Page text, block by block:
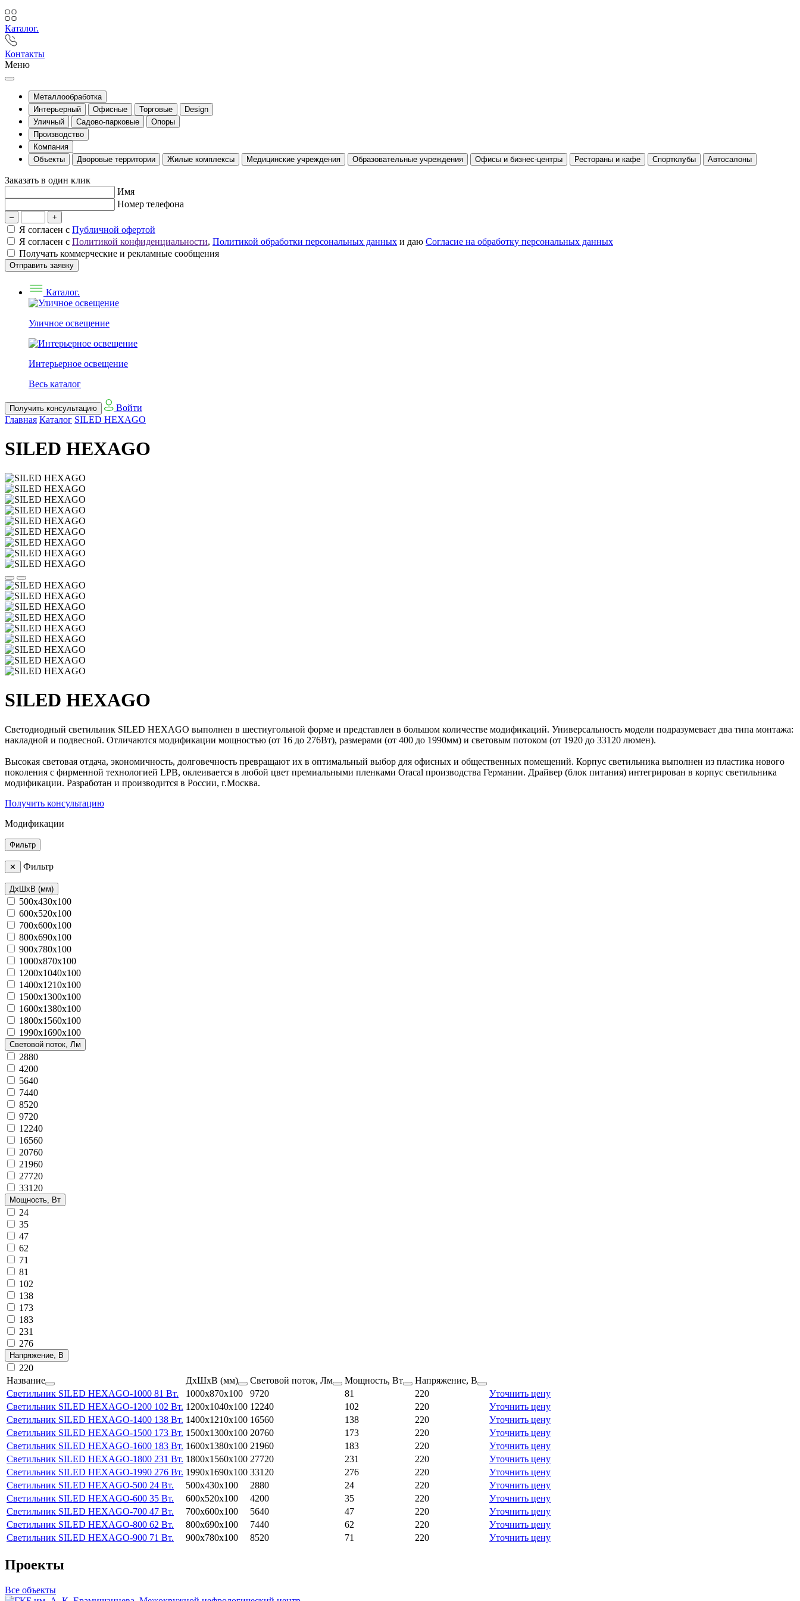
Каталог.
Контакты
Меню
Металлообработка
Интерьерный
Офисные Торговые
Design
Уличный
Садово-парковые
Опоры
Производство
Компания
Объекты
Дворовые территории Жилые комплексы Медицинские учреждения Образовательные учреждения Офисы и бизнес-центры Рестораны и кафе Спортклубы Автосалоны
Заказать в один клик
Имя
Номер телефона
– +
Я согласен с Публичной офертой
Я согласен с Политикой конфиденциальности, Политикой обработки персональных данных и даю Согласие на обработку персональных данных
Получать коммерческие и рекламные сообщения
Отправить заявку
Каталог.
Уличное освещение
Интерьерное освещение
Весь каталог
Получить консультацию
Войти
Главная Каталог SILED HEXAGO
SILED HEXAGO
SILED HEXAGO
Светодиодный светильник SILED HEXAGO выполнен в шестиугольной форме и представлен в большом количестве модификаций. Универсальность модели подразумевает два типа монтажа:
накладной и подвесной. Отличаются модификации мощностью (от 16 до 276Вт), размерами (от 400 до 1990мм) и световым потоком (от 1920 до 33120 люмен).
Высокая световая отдача, экономичность, долговечность превращают их в оптимальный выбор для офисных и общественных помещений. Корпус светильника выполнен из пластика нового
поколения с фирменной технологией LPB, оклеивается в любой цвет премиальными пленками Oracal производства Германии. Драйвер (блок питания) интегрирован в корпус светильника
модификации. Разработан и производится в России, г.Москва.
Получить консультацию
Модификации
Фильтр
✕ Фильтр
ДхШхВ (мм)
500x430х100
600x520х100
700x600х100
800x690х100
900x780х100
1000x870х100
1200x1040х100
1400x1210х100
1500x1300х100
1600x1380х100
1800x1560х100
1990x1690х100
Световой поток, Лм
2880
4200
5640
7440
8520
9720
12240
16560
20760
21960
27720
33120
Мощность, Вт
24
35
47
62
71
81
102
138
173
183
231
276
Напряжение, В
220
Название
ДхШхВ (мм) Световой поток, Лм Мощность, Вт
Напряжение, В
Светильник SILED HEXAGO-1000 81 Вт.
1000x870х100 9720 81 220
Уточнить цену
Светильник SILED HEXAGO-1200 102 Вт. 1200x1040х100 12240 102 220
Уточнить цену
Светильник SILED HEXAGO-1400 138 Вт. 1400x1210х100 16560 138 220
Уточнить цену
Светильник SILED HEXAGO-1500 173 Вт. 1500x1300х100 20760 173 220
Уточнить цену
Светильник SILED HEXAGO-1600 183 Вт. 1600x1380х100 21960 183 220
Уточнить цену
Светильник SILED HEXAGO-1800 231 Вт. 1800x1560х100 27720 231 220
Уточнить цену
Светильник SILED HEXAGO-1990 276 Вт. 1990x1690х100 33120 276 220
Уточнить цену
Светильник SILED HEXAGO-500 24 Вт.
500x430х100 2880 24 220
Уточнить цену
Светильник SILED HEXAGO-600 35 Вт.
600x520х100 4200 35 220
Уточнить цену
Светильник SILED HEXAGO-700 47 Вт.
700x600х100 5640 47 220
Уточнить цену
Светильник SILED HEXAGO-800 62 Вт.
800x690х100 7440 62 220
Уточнить цену
Светильник SILED HEXAGO-900 71 Вт.
900x780х100 8520 71 220 Уточнить цену
Проекты
Все объекты